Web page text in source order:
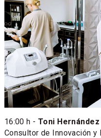
16:00 h - Toni Hernández
Consultor de Innovación